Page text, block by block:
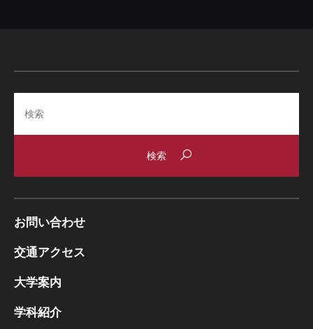
お問い合わせ
交通アクセス
大学案内
学科紹介